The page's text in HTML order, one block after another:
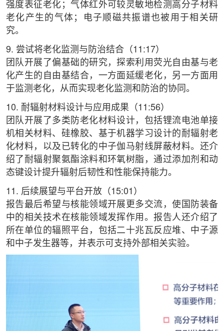
强度表征老化；气体红外可较灵敏地检测高分子材料
老化产生的气体；电子顺磁共振谱也被用于相关研
究。
9. 尝试将老化监测与防治结合（11:17）
团队开展了偏基础的研究，探索利用荧光自由基与老
化产生的自由基结合，一方面延缓老化，另一方面用
于监测老化，从而实现老化监测和防治的协同。
10. 耐辐射材料设计与应用成果（11:56）
团队开展了多类防老化材料设计，包括锂流电池单接
机相关材料、硅橡胶、基于机器学习设计的耐辐射老
化材料，以及已转化的中子伽马射线屏蔽材料。还介
绍了耐辐射聚氨酯涂料和环氧树脂，通过添加剂和动
态键设计提升辐射后韧性和性能保持能力。
11. 后续展望与平台开放（15:01）
报告最后希望与核能领域开展更多交流，使国防装备
中的相关技术在核能领域发挥作用。报告人还介绍了
所在单位的辐照平台，包括二十兆瓦反应堆、中子源
和中子发生器等，并表示可支持外部相关实验。